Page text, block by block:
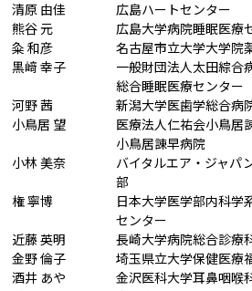
清原 由佳
広島ハートセンター
熊谷 元
広島大学病院睡眠医療
粂 和彦
名古屋市立大学大学院
黒﨑 幸子
一般財団法人太田綜合
総合睡眠医療センター
河野 茜
新潟大学医歯学総合病
小鳥居 望
医療法人仁祐会小鳥居
小鳥居諌早病院
小林 美奈
バイタルエア・ジャパ
部
権 寧博
日本大学医学部内科学
センター
近藤 英明
長崎大学病院総合診療
金野 倫子
埼玉県立大学保健医療
酒井 あや
金沢医科大学耳鼻咽喉